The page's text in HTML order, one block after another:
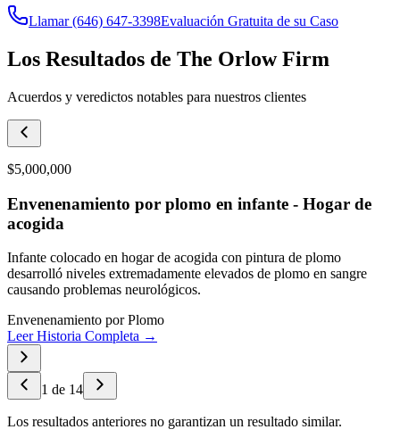
Llamar(646) 647-3398Evaluación Gratuita de su Caso
Los Resultados de The Orlow Firm
Acuerdos y veredictos notables para nuestros clientes
$5,000,000
Envenenamiento por plomo en infante - Hogar de
acogida
Infante colocado en hogar de acogida con pintura de plomo
desarrolló niveles extremadamente elevados de plomo en sangre
causando problemas neurológicos.
Envenenamiento por Plomo
Leer Historia Completa →
1 de 14
Los resultados anteriores no garantizan un resultado similar.